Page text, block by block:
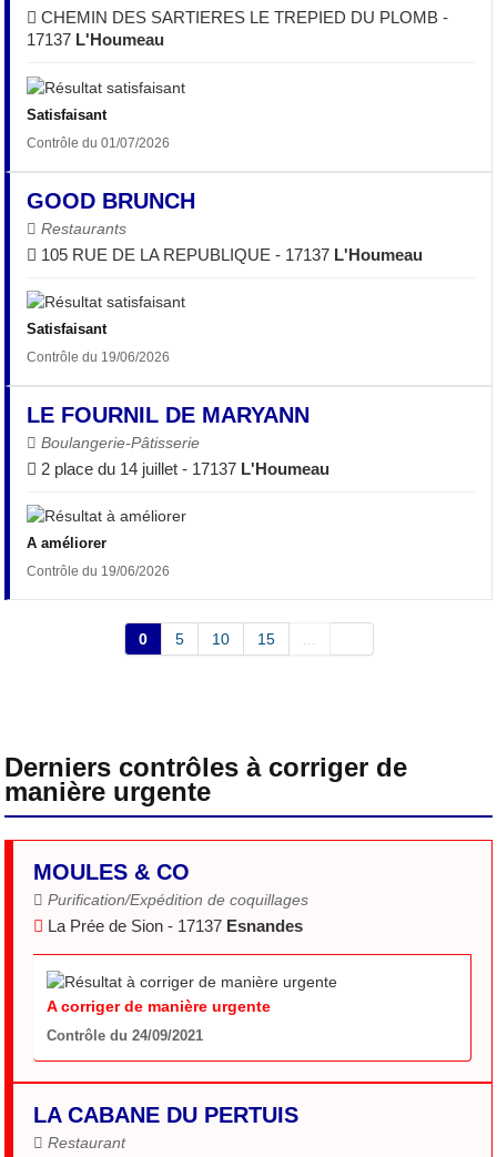
CHEMIN DES SARTIERES LE TREPIED DU PLOMB -
17137 L'Houmeau
Satisfaisant
Contrôle du 01/07/2026
GOOD BRUNCH
Restaurants
105 RUE DE LA REPUBLIQUE - 17137 L'Houmeau
Satisfaisant
Contrôle du 19/06/2026
LE FOURNIL DE MARYANN
Boulangerie-Pâtisserie
2 place du 14 juillet - 17137 L'Houmeau
A améliorer
Contrôle du 19/06/2026
0 5 10 15 ...
Derniers contrôles à corriger de
manière urgente
MOULES & CO
Purification/Expédition de coquillages
La Prée de Sion - 17137 Esnandes
A corriger de manière urgente
Contrôle du 24/09/2021
LA CABANE DU PERTUIS
Restaurant